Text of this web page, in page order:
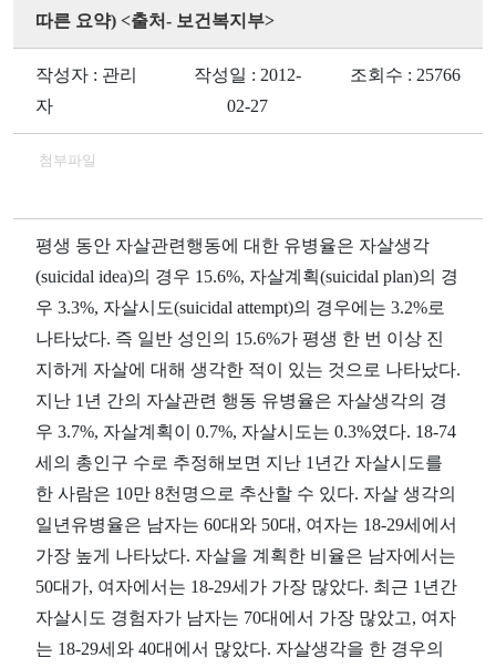
따른 요약) <출처- 보건복지부>
작성자 : 관리
자
작성일 : 2012-
02-27
조회수 : 25766
첨부파일
평생 동안 자살관련행동에 대한 유병율은 자살생각
(suicidal idea)의 경우 15.6%, 자살계획(suicidal plan)의 경
우 3.3%, 자살시도(suicidal attempt)의 경우에는 3.2%로
나타났다. 즉 일반 성인의 15.6%가 평생 한 번 이상 진
지하게 자살에 대해 생각한 적이 있는 것으로 나타났다.
지난 1년 간의 자살관련 행동 유병율은 자살생각의 경
우 3.7%, 자살계획이 0.7%, 자살시도는 0.3%였다. 18-74
세의 총인구 수로 추정해보면 지난 1년간 자살시도를
한 사람은 10만 8천명으로 추산할 수 있다. 자살 생각의
일년유병율은 남자는 60대와 50대, 여자는 18-29세에서
가장 높게 나타났다. 자살을 계획한 비율은 남자에서는
50대가, 여자에서는 18-29세가 가장 많았다. 최근 1년간
자살시도 경험자가 남자는 70대에서 가장 많았고, 여자
는 18-29세와 40대에서 많았다. 자살생각을 한 경우의